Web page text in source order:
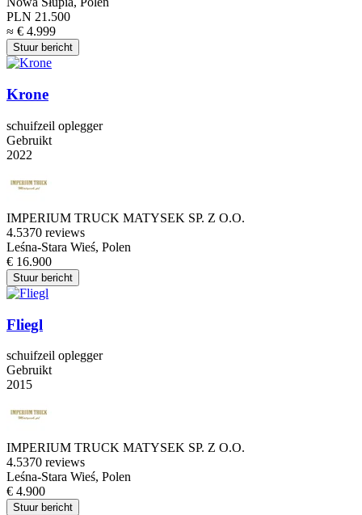
PLN 21.500
≈ € 4.999
Stuur bericht
Krone
schuifzeil oplegger
Gebruikt
2022
IMPERIUM TRUCK MATYSEK SP. Z O.O.
4.5370 reviews
Leśna-Stara Wieś, Polen
€ 16.900
Stuur bericht
Fliegl
schuifzeil oplegger
Gebruikt
2015
IMPERIUM TRUCK MATYSEK SP. Z O.O.
4.5370 reviews
Leśna-Stara Wieś, Polen
€ 4.900
Stuur bericht